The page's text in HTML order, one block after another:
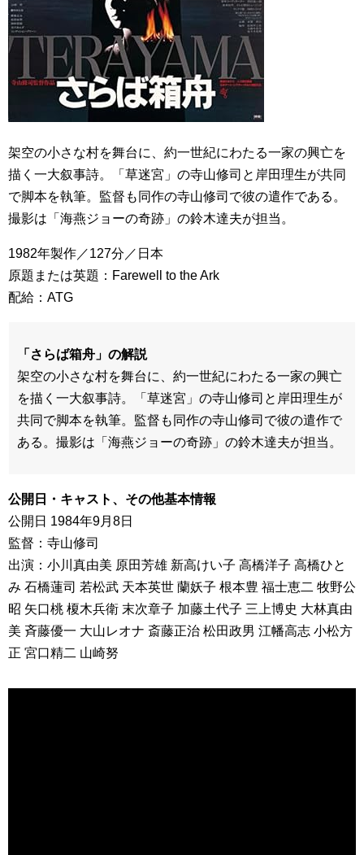
架空の小さな村を舞台に、約一世紀にわたる一家の興亡を
描く一大叙事詩。「草迷宮」の寺山修司と岸田理生が共同
で脚本を執筆。監督も同作の寺山修司で彼の遣作である。
撮影は「海燕ジョーの奇跡」の鈴木達夫が担当。
1982年製作／127分／日本
原題または英題：Farewell to the Ark
配給：ATG
「さらば箱舟」の解説
架空の小さな村を舞台に、約一世紀にわたる一家の興亡
を描く一大叙事詩。「草迷宮」の寺山修司と岸田理生が
共同で脚本を執筆。監督も同作の寺山修司で彼の遣作で
ある。撮影は「海燕ジョーの奇跡」の鈴木達夫が担当。
公開日・キャスト、その他基本情報
公開日 1984年9月8日
監督：寺山修司
出演：小川真由美 原田芳雄 新高けい子 高橋洋子 高橋ひと
み 石橋蓮司 若松武 天本英世 蘭妖子 根本豊 福士恵二 牧野公
昭 矢口桃 榎木兵衛 末次章子 加藤土代子 三上博史 大林真由
美 斉藤優一 大山レオナ 斎藤正治 松田政男 江幡高志 小松方
正 宮口精二 山崎努